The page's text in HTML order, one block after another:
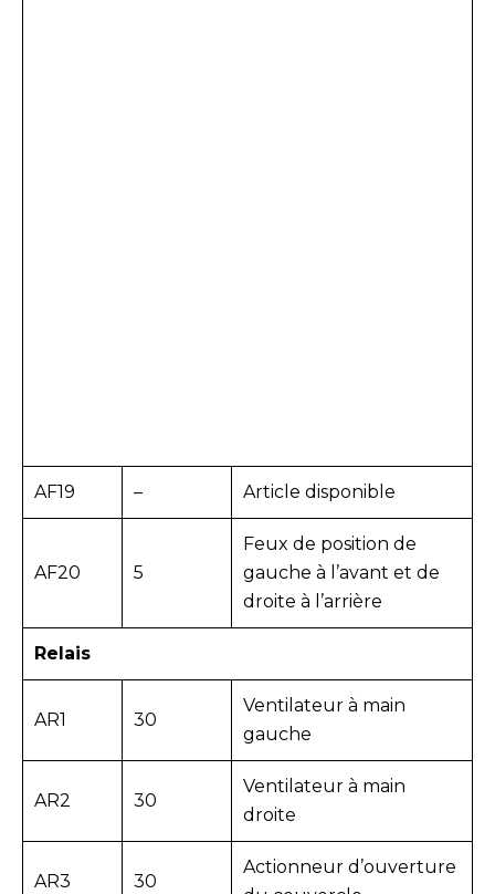
AF19 – Article disponible
AF20 5
Feux de position de
gauche à l’avant et de
droite à l’arrière
Relais
AR1 30
Ventilateur à main
gauche
AR2 30
Ventilateur à main
droite
AR3 30
Actionneur d’ouverture